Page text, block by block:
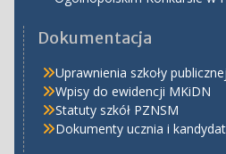
Dokumentacja
Uprawnienia szkoły publicznej
Wpisy do ewidencji MKiDN
Statuty szkół PZNSM
Dokumenty ucznia i